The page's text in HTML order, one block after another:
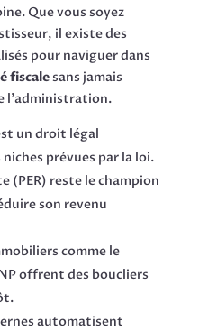
Que vous soyez
il existe des
pour naviguer dans
fiscalesans jamais
l'administration.
un droit légal
prévues par la loi.
(PER) reste le champion
son revenu
comme le
offrent des boucliers
automatisent